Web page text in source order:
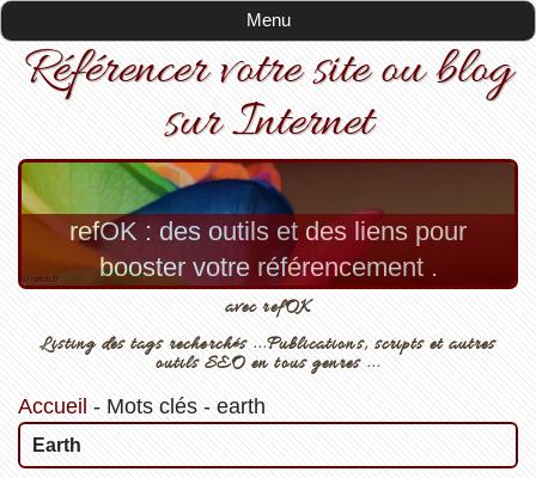
Menu
Référencer votre site ou blog
sur Internet
refOK : des outils et des liens pour
booster votre référencement .
avec refOK
Listing des tags recherchés ...Publications, scripts et autres
outils SEO en tous genres ...
Accueil - Mots clés- earth
Earth